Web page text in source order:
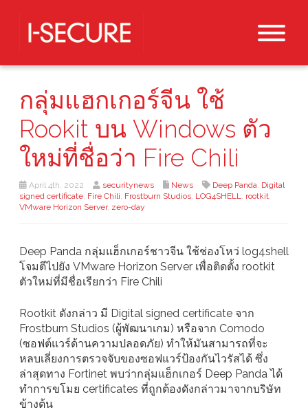
กลุ่มแฮกเกอร์จีน ใช้
Rookit บน Windows ตัว
ใหม่ที่ชื่อว่า Fire Chili
April 4th, 2022 securitynews News Deep Panda, Digital
signed certificate, Fire Chili, Frostburn Studios, LOG4SHELL, rootkit,
VMware Horizon Server, zero-day
Deep Panda กลุ่มแฮ็กเกอร์ชาวจีน ใช้ช่องโหว่ log4shell
โจมตีไปยัง VMware Horizon Server เพื่อติดตั้ง rootkit
ตัวใหม่ที่มีชื่อเรียกว่า Fire Chili
Rootkit ดังกล่าว มี Digital signed certificate จาก
Frostburn Studios (ผู้พัฒนาเกม) หรือจาก Comodo
(ซอฟต์แวร์ด้านความปลอดภัย) ทำให้มันสามารถที่จะ
หลบเลี่ยงการตรวจจับของซอฟแวร์ป้องกันไวรัสได้ ซึ่ง
ล่าสุดทาง Fortinet พบว่ากลุ่มแฮ็กเกอร์ Deep Panda ได้
ทำการขโมย certificates ที่ถูกต้องดังกล่าวมาจากบริษัท
ข้างต้น